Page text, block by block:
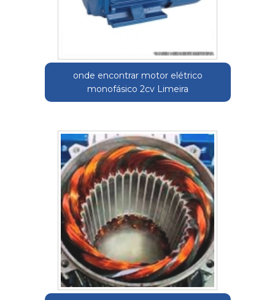
onde encontrar motor elétrico
monofásico 2cv Limeira